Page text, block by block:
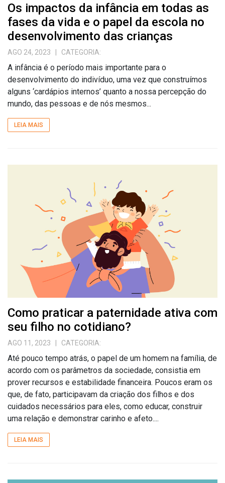
Os impactos da infância em todas as
fases da vida e o papel da escola no
desenvolvimento das crianças
AGO 24, 2023 | CATEGORIA:
A infância é o período mais importante para o
desenvolvimento do indivíduo, uma vez que construímos
alguns ‘cardápios internos’ quanto a nossa percepção do
mundo, das pessoas e de nós mesmos...
LEIA MAIS
Como praticar a paternidade ativa com
seu filho no cotidiano?
AGO 11, 2023 | CATEGORIA:
Até pouco tempo atrás, o papel de um homem na família, de
acordo com os parâmetros da sociedade, consistia em
prover recursos e estabilidade financeira. Poucos eram os
que, de fato, participavam da criação dos filhos e dos
cuidados necessários para eles, como educar, construir
uma relação e demonstrar carinho e afeto....
LEIA MAIS